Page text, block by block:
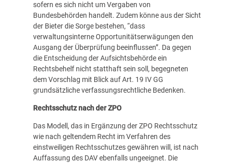
sofern es sich nicht um Vergaben von
Bundesbehörden handelt. Zudem könne aus der Sicht
der Bieter die Sorge bestehen, “dass
verwaltungsinterne Opportunitätserwägungen den
Ausgang der Überprüfung beeinflussen”. Da gegen
die Entscheidung der Aufsichtsbehörde ein
Rechtsbehelf nicht statthaft sein soll, begegneten
dem Vorschlag mit Blick auf Art. 19 IV GG
grundsätzliche verfassungsrechtliche Bedenken.
Rechtsschutz nach der ZPO
Das Modell, das in Ergänzung der ZPO Rechtsschutz
wie nach geltendem Recht im Verfahren des
einstweiligen Rechtsschutzes gewähren will, ist nach
Auffassung des DAV ebenfalls ungeeignet. Die